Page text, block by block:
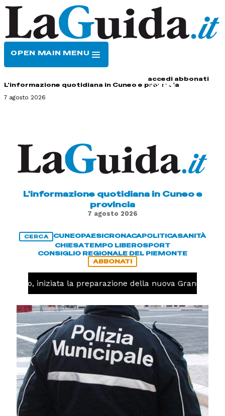
OPEN MAIN MENU
accedi abbonati
L'informazione quotidiana in Cuneo e provincia
7 agosto 2026
L'informazione quotidiana in Cuneo e
provincia
7 agosto 2026
CERCA CUNEOPAESICRONACAPOLITICASANITÀ
CHIESATEMPO LIBEROSPORT
CONSIGLIO REGIONALE DEL PIEMONTE
ABBONATI
iniziata la preparazione della nuova Granda Volley